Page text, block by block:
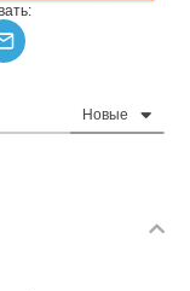
Новые